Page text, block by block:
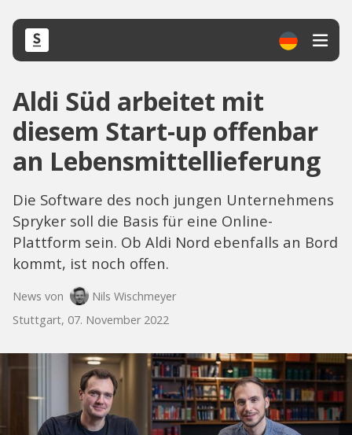
Aldi Süd arbeitet mit
diesem Start-up offenbar
an Lebensmittellieferung
Die Software des noch jungen Unternehmens
Spryker soll die Basis für eine Online-
Plattform sein. Ob Aldi Nord ebenfalls an Bord
kommt, ist noch offen.
News von
Nils Wischmeyer
Stuttgart, 07. November 2022